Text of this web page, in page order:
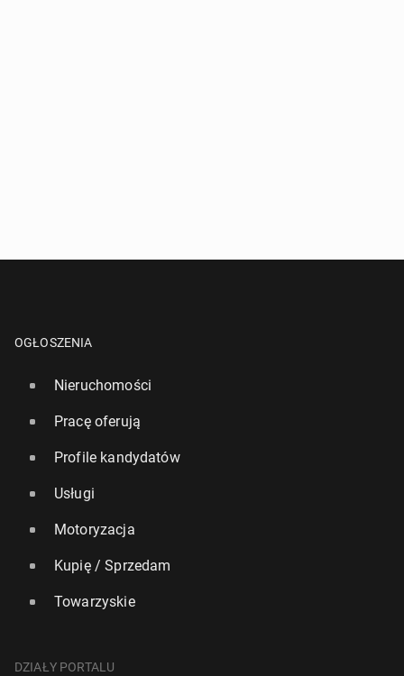
OGŁOSZENIA
Nieruchomości
Pracę oferują
Profile kandydatów
Usługi
Motoryzacja
Kupię / Sprzedam
Towarzyskie
DZIAŁY PORTALU